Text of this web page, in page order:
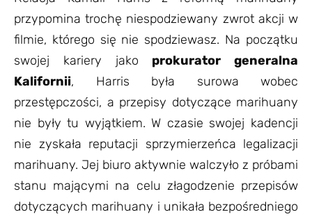
przypomina trochę niespodziewany zwrot akcji w
filmie, którego się nie spodziewasz. Na początku
swojej kariery jako prokurator generalna
Kalifornii, Harris była surowa wobec
przestępczości, a przepisy dotyczące marihuany
nie były tu wyjątkiem. W czasie swojej kadencji
nie zyskała reputacji sprzymierzeńca legalizacji
marihuany. Jej biuro aktywnie walczyło z próbami
stanu mającymi na celu złagodzenie przepisów
dotyczących marihuany i unikała bezpośredniego